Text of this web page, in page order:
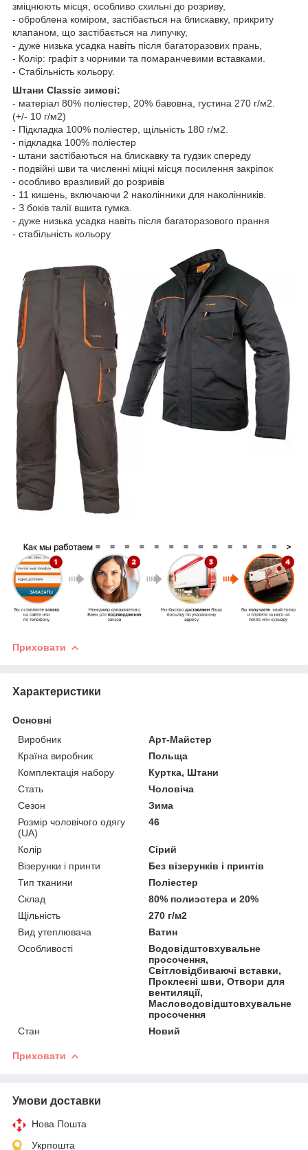
зміцнюють місця, особливо схильні до розриву,
- оброблена коміром, застібається на блискавку, прикриту
клапаном, що застібається на липучку,
- дуже низька усадка навіть після багаторазових прань,
- Колір: графіт з чорними та помаранчевими вставками.
- Стабільність кольору.
Штани Classic зимові:
- матеріал 80% поліестер, 20% бавовна, густина 270 г/м2.
(+/- 10 г/м2)
- Підкладка 100% поліестер, щільність 180 г/м2.
- підкладка 100% поліестер
- штани застібаються на блискавку та гудзик спереду
- подвійні шви та численні міцні місця посилення закріпок
- особливо вразливий до розривів
- 11 кишень, включаючи 2 наколінники для наколінників.
- З боків талії вшита гумка.
- дуже низька усадка навіть після багаторазового прання
- стабільність кольору
Приховати
Характеристики
Основні
Виробник
Арт-Майстер
Країна виробник
Польща
Комплектація набору
Куртка, Штани
Стать
Чоловіча
Сезон
Зима
Розмір чоловічого одягу
(UA)
46
Колір
Сірий
Візерунки і принти
Без візерунків і принтів
Тип тканини
Поліестер
Склад
80% полиэстера и 20%
Щільність
270 г/м2
Вид утеплювача
Ватин
Особливості
Водовідштовхувальне
просочення,
Світловідбиваючі вставки,
Проклеєні шви, Отвори для
вентиляції,
Масловодовідштовхувальне
просочення
Стан
Новий
Приховати
Умови доставки
Нова Пошта
Укрпошта